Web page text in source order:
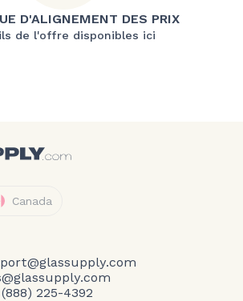
D'ALIGNEMENT DES PRIX
de l'offre disponibles ici
Canada
(888) 225-4392